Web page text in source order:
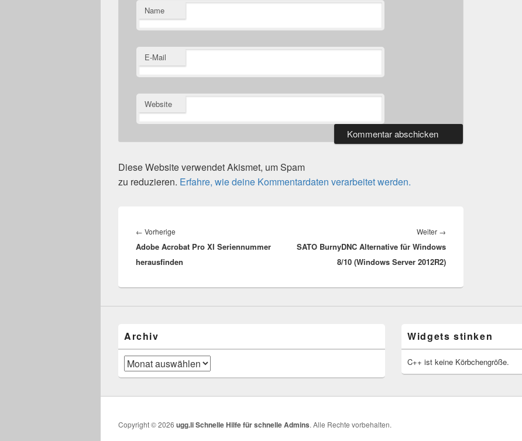
Name
E-Mail
Website
Diese Website verwendet Akismet, um Spam
zu reduzieren. Erfahre, wie deine Kommentardaten verarbeitet werden.
← Vorherige
Beitrag:
Adobe Acrobat Pro XI Seriennummer
herausfinden
Weiter →
Beitrag:
SATO BurnyDNC Alternative für Windows
8/10 (Windows Server 2012R2)
Archiv
Archiv
Widgets stinken
C++ ist keine Körbchengröße.
Copyright © 2026 ugg.li Schnelle Hilfe für schnelle Admins. Alle Rechte vorbehalten.